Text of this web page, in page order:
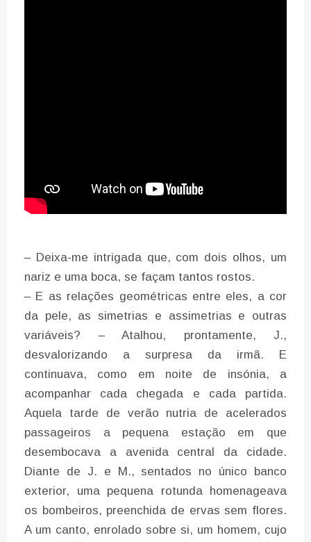
– Deixa-me intrigada que, com dois olhos, um
nariz e uma boca, se façam tantos rostos.
– E as relações geométricas entre eles, a cor
da pele, as simetrias e assimetrias e outras
variáveis? – Atalhou, prontamente, J.,
desvalorizando a surpresa da irmã. E
continuava, como em noite de insónia, a
acompanhar cada chegada e cada partida.
Aquela tarde de verão nutria de acelerados
passageiros a pequena estação em que
desembocava a avenida central da cidade.
Diante de J. e M., sentados no único banco
exterior, uma pequena rotunda homenageava
os bombeiros, preenchida de ervas sem flores.
A um canto, enrolado sobre si, um homem, cujo